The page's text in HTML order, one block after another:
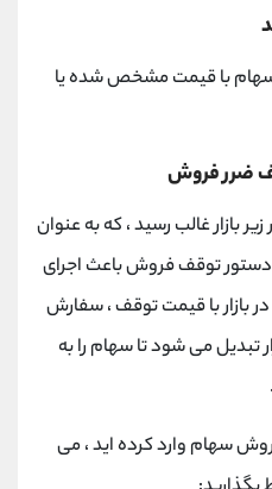
با قیمت مشخص شده یا
ضرر فروش
بازار غالب رسید ، که به عنوان
توقف فروش باعث اجرای
بازار با قیمت توقف ، سفارش
می شود تا سهام را به
سهام وارد کرده اید ، می